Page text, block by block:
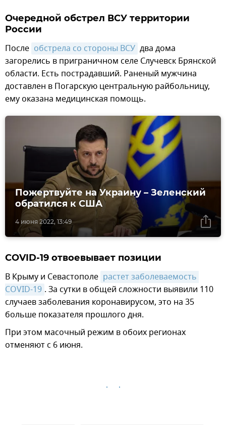
Очередной обстрел ВСУ территории
России
После обстрела со стороны ВСУ два дома
загорелись в приграничном селе Случевск Брянской
области. Есть пострадавший. Раненый мужчина
доставлен в Погарскую центральную райбольницу,
ему оказана медицинская помощь.
4 июня 2022, 13:49
Пожертвуйте на Украину – Зеленский
обратился к США
COVID-19 отвоевывает позиции
В Крыму и Севастополе растет заболеваемость
COVID-19 . За сутки в общей сложности выявили 110
случаев заболевания коронавирусом, это на 35
больше показателя прошлого дня.
При этом масочный режим в обоих регионах
отменяют с 6 июня.